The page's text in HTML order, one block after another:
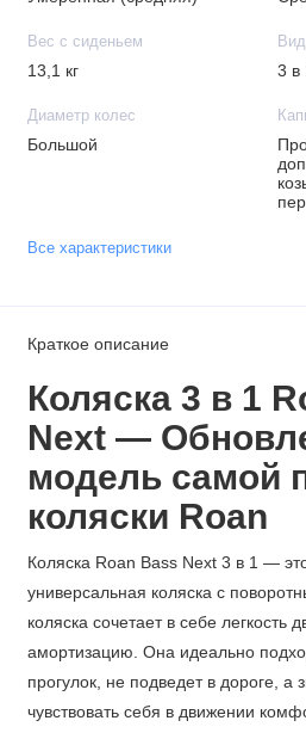
Вес с сиденьем
13,1 кг
Вид
3 в
Диаметр колес
Большой
Все характеристики
Краткое описание
Коляска 3 в 1
Next —
модель самой
коляски Roan
Коляска Roan Bass Next 3 в 1 —
универсальная коляска с
коляска сочетает в себе легкость
амортизацию. Она идеально
прогулок, не подведет в дороге, а
чувствовать себя в движении